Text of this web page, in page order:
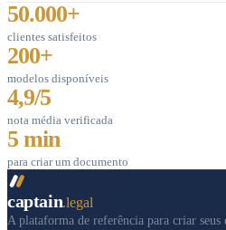
50.000+
clientes satisfeitos
200+
modelos disponíveis
4,9/5
nota média verificada
5 min
para criar um documento
captain.legal
A plataforma de referência para criar